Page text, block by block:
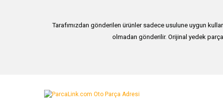
Tarafımızdan gönderilen ürünler sadece usulune uygun
olmadan gönderilir. Orijinal yedek
Bu ürünün fiyat bilgisi, resim, ürün açıklamalarında ve diğer